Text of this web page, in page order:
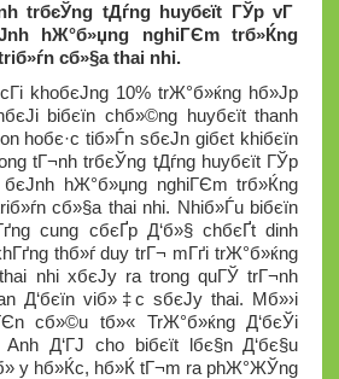
trбєЎng tДѓng huyбєїt ГЎp vГ
hЖ°б»џng nghiГЄm trб»Ќng
cб»§a thai nhi.
khoбєЈng 10% trЖ°б»ќng hб»Јp
biбєїn chб»©ng huyбєїt thanh
hoбє·c tiб»Ѓn sбєЈn giбє­t khiбєїn
tГ¬nh trбєЎng tДѓng huyбєїt ГЎp
hЖ°б»џng nghiГЄm trб»Ќng
cб»§a thai nhi. Nhiб»Ѓu biбєїn
cung cбєҐp Д‘б»§ chбєҐt dinh
thб»ѓ duy trГ¬ mГґi trЖ°б»ќng
nhi xбєЈy ra trong quГЎ trГ¬nh
Д‘бєїn viб»‡c sбєЈy thai. Mб»›i
cб»©u tб»« TrЖ°б»ќng Д‘бєЎi
Д‘ГЈ cho biбєїt lбє§n Д‘бє§u
y hб»Ќc, hб»Ќ tГ¬m ra phЖ°ЖЎng